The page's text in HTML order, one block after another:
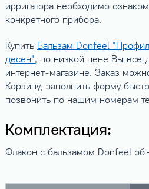
ирригатора необходимо
конкретного прибора.
Купить Бальзам Donfeel
десен"; по низкой цене Вы
интернет-магазине. Заказ
Корзину, заполнить форму
позвонить по нашим номерам
Комплектация:
Флакон с бальзамом Donfeel